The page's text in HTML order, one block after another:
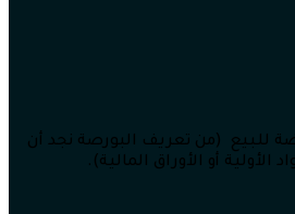
للبيع (من تعريف البورصة نجد أن
أو الأوراق المالية).